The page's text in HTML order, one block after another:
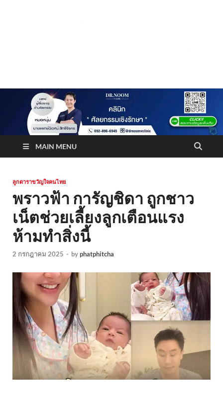
Truststoreonline
MAIN MENU
ลูกดาราขวัญใจคนไทย
พราวฟ้า การัญชิดา ถูกชาว
เน็ตช่วยเลี้ยงลูกเตือนแรง
ห้ามทำสิ่งนี้
2 กรกฎาคม 2025 - byphatphitcha